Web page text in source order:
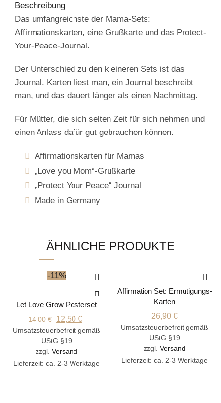
Beschreibung
Das umfangreichste der Mama-Sets:
Affirmationskarten, eine Grußkarte und das Protect-
Your-Peace-Journal.
Der Unterschied zu den kleineren Sets ist das
Journal. Karten liest man, ein Journal beschreibt
man, und das dauert länger als einen Nachmittag.
Für Mütter, die sich selten Zeit für sich nehmen und
einen Anlass dafür gut gebrauchen können.
Affirmationskarten für Mamas
„Love you Mom“-Grußkarte
„Protect Your Peace“ Journal
Made in Germany
ÄHNLICHE PRODUKTE
-11%
IN DEN WARENKORB
Let Love Grow Posterset
14,00€
Ursprünglicher
Preis
war:
14,00 €
12,50 €
Preis
Umsatzsteuerbefreit gemäß
UStG §19
zzgl. Versand
Lieferzeit: ca. 2-3 Werktage
IN DEN WARENKORB
Affirmation Set: Ermutigungs-
Karten
26,90 €
Umsatzsteuerbefreit gemäß
UStG §19
zzgl. Versand
Lieferzeit: ca. 2-3 Werktage